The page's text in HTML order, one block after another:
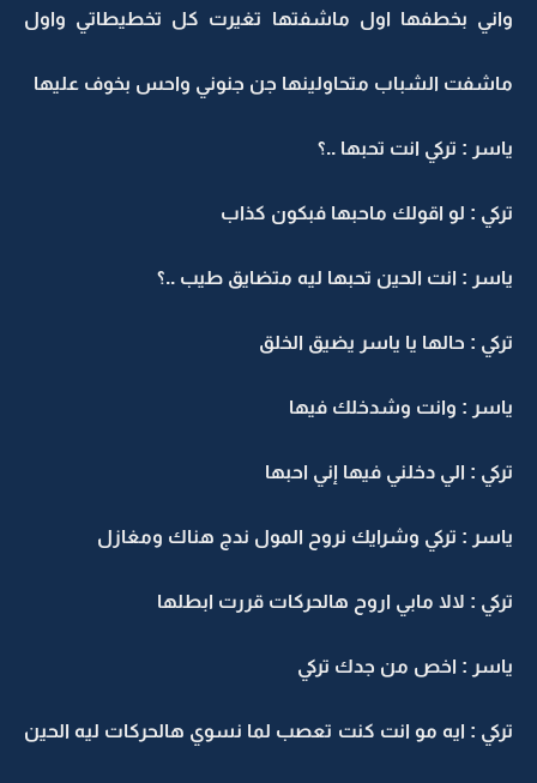
واني بخطفها اول ماشفتها تغيرت كل تخطيطاتي واول
ماشفت الشباب متحاولينها جن جنوني واحس بخوف عليها
ياسر : تركي انت تحبها ..؟
تركي : لو اقولك ماحبها فبكون كذاب
ياسر : انت الحين تحبها ليه متضايق طيب ..؟
تركي : حالها يا ياسر يضيق الخلق
ياسر : وانت وشدخلك فيها
تركي : الي دخلني فيها إني احبها
ياسر : تركي وشرايك نروح المول ندج هناك ومغازل
تركي : لالا مابي اروح هالحركات قررت ابطلها
ياسر : اخص من جدك تركي
تركي : ايه مو انت كنت تعصب لما نسوي هالحركات ليه الحين